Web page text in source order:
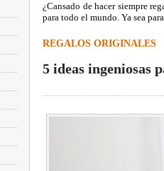
¿Cansado de hacer siempre
para todo el mundo. Ya sea
REGALOS ORIGINALES
5 ideas ingeniosas